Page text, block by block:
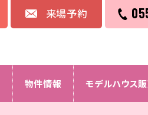
来場予約
物件情報 モデルハウス